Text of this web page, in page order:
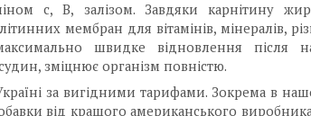
с, В, залізом. Завдяки карнітину
мембран для вітамінів, мінералів,
швидке відновлення після
зміцнює організм повністю.
за вигідними тарифами. Зокрема в
від кращого американського